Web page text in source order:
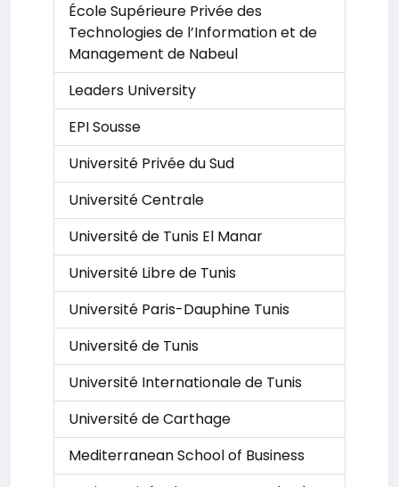
École Supérieure Privée des
Technologies de l’Information et de
Management de Nabeul
Leaders University
EPI Sousse
Université Privée du Sud
Université Centrale
Université de Tunis El Manar
Université Libre de Tunis
Université Paris-Dauphine Tunis
Université de Tunis
Université Internationale de Tunis
Université de Carthage
Mediterranean School of Business